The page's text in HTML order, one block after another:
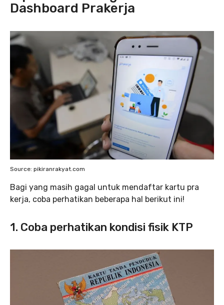
Dashboard Prakerja
Source: pikiranrakyat.com
Bagi yang masih gagal untuk mendaftar kartu pra
kerja, coba perhatikan beberapa hal berikut ini!
1. Coba perhatikan kondisi fisik KTP